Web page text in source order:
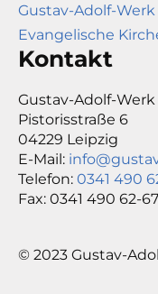
Gustav-Adolf-Werk
Evangelische
Kontakt
Gustav-Adolf-Werk
Pistorisstraße 6
04229 Leipzig
E-Mail:
Telefon: 0341 490
Fax: 0341 490 62-67
© 2023 Gustav-